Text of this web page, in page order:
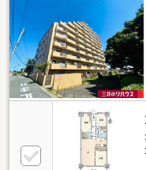
があれば物件
す！ご相談く
シューズボック
せん！